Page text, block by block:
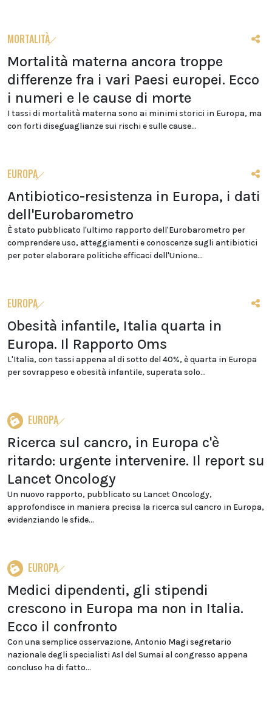
MORTALITÀ
Mortalità materna ancora troppe
differenze fra i vari Paesi europei. Ecco
i numeri e le cause di morte
I tassi di mortalità materna sono ai minimi storici in Europa, ma
con forti diseguaglianze sui rischi e sulle cause...
EUROPA
Antibiotico-resistenza in Europa, i dati
dell'Eurobarometro
È stato pubblicato l'ultimo rapporto dell'Eurobarometro per
comprendere uso, atteggiamenti e conoscenze sugli antibiotici
per poter elaborare politiche efficaci dell'Unione...
EUROPA
Obesità infantile, Italia quarta in
Europa. Il Rapporto Oms
L'Italia, con tassi appena al di sotto del 40%, è quarta in Europa
per sovrappeso e obesità infantile, superata solo...
EUROPA
Ricerca sul cancro, in Europa c'è
ritardo: urgente intervenire. Il report su
Lancet Oncology
Un nuovo rapporto, pubblicato su Lancet Oncology,
approfondisce in maniera precisa la ricerca sul cancro in Europa,
evidenziando le sfide...
EUROPA
Medici dipendenti, gli stipendi
crescono in Europa ma non in Italia.
Ecco il confronto
Con una semplice osservazione, Antonio Magi segretario
nazionale degli specialisti Asl del Sumai al congresso appena
concluso ha di fatto...